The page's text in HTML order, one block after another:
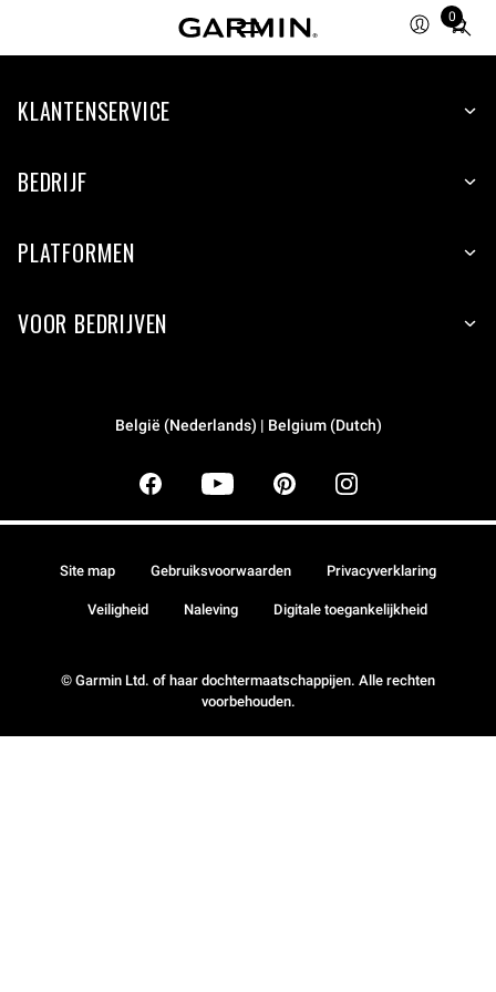
0
Total
items
cart:
KLANTENSERVICE
BEDRIJF
PLATFORMEN
VOOR BEDRIJVEN
België (Nederlands) | Belgium (Dutch)
© Garmin Ltd. of haar dochtermaatschappijen. Alle rechten
voorbehouden.
Site map Gebruiksvoorwaarden Privacyverklaring
Veiligheid Naleving Digitale toegankelijkheid